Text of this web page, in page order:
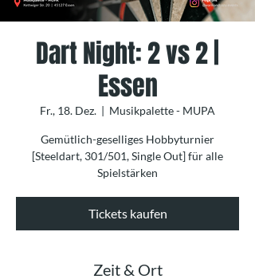
Dart Night: 2 vs 2 |
Essen
Fr., 18. Dez.
  |
Musikpalette - MUPA
Gemütlich-geselliges Hobbyturnier
[Steeldart, 301/501, Single Out] für alle
Spielstärken
Tickets kaufen
Zeit & Ort